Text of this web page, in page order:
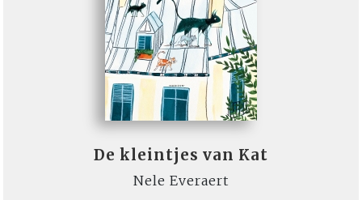
De kleintjes van Kat
Nele Everaert